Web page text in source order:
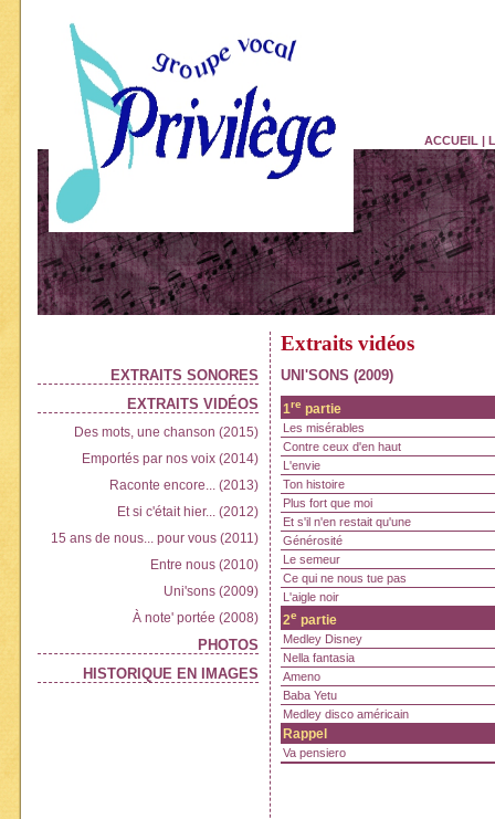
ACCUEIL |
EXTRAITS SONORES
EXTRAITS VIDÉOS
Des mots, une chanson (2015)
Emportés par nos voix (2014)
Raconte encore... (2013)
Et si c'était hier... (2012)
15 ans de nous... pour vous (2011)
Entre nous (2010)
Uni'sons (2009)
À note' portée (2008)
PHOTOS
HISTORIQUE EN IMAGES
Extraits vidéos
UNI'SONS (2009)
1re partie
Les misérables
Contre ceux d'en haut
L'envie
Ton histoire
Plus fort que moi
Et s'il n'en restait qu'une
Générosité
Le semeur
Ce qui ne nous tue pas
L'aigle noir
2e partie
Medley Disney
Nella fantasia
Ameno
Baba Yetu
Medley disco américain
Rappel
Va pensiero